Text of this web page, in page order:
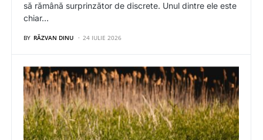
să rămână surprinzător de discrete. Unul dintre ele este
chiar…
BY RĂZVAN DINU 24 IULIE 2026